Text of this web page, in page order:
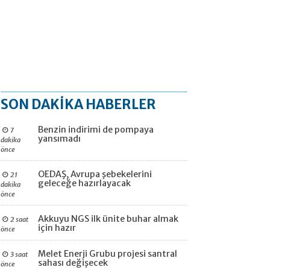
SON DAKİKA HABERLER
7
dakika
önce
Benzin indirimi de pompaya
yansımadı
21
dakika
önce
OEDAŞ, Avrupa şebekelerini
geleceğe hazırlayacak
2 saat
önce
Akkuyu NGS ilk ünite buhar almak
için hazır
3 saat
önce
Melet Enerji Grubu projesi santral
sahası değişecek